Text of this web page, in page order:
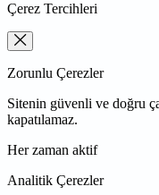
Çerez Tercihleri
Zorunlu Çerezler
Sitenin güvenli ve doğru
kapatılamaz.
Her zaman aktif
Analitik Çerezler